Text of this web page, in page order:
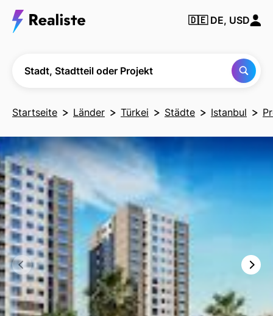
Finden Sie
jede Stadt,
🇩🇪 DE, USD
Stadt, Stadtteil oder Projekt
Startseite Länder Türkei Städte Istanbul